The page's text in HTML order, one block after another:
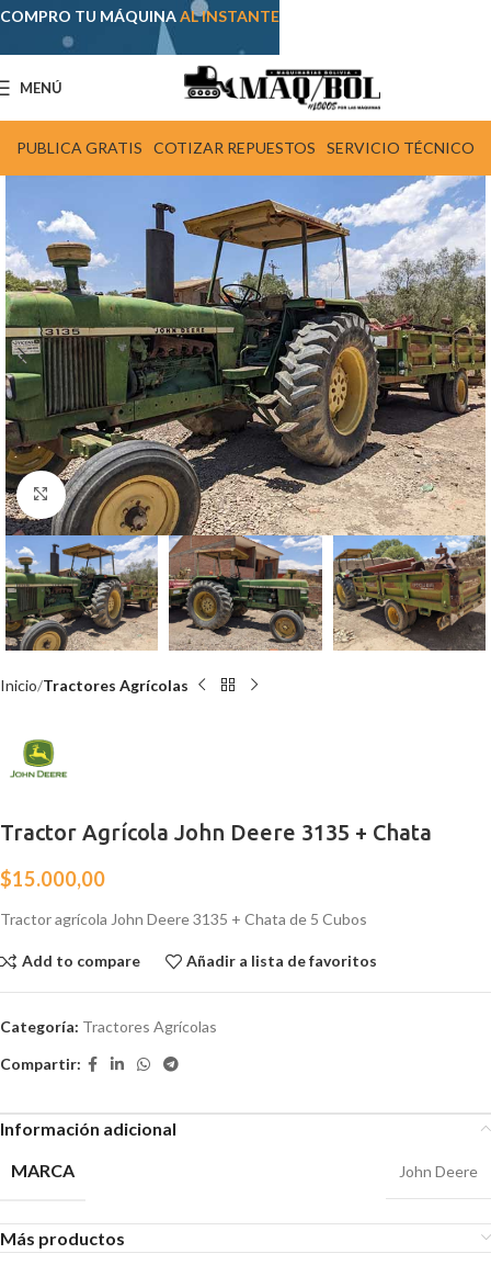
MENÚ
PUBLICA GRATIS COTIZAR REPUESTOS SERVICIO TÉCNICO
Click para agrandar
Inicio Tractores Agrícolas
Tractor Agrícola John Deere 3135 + Chata
$15.000,00
Tractor agrícola John Deere 3135 + Chata de 5 Cubos
Add to compare Añadir a lista de favoritos
Categoría: Tractores Agrícolas
Compartir:
Información adicional
MARCA
John Deere
Más productos
COMPRO TU MÁQUINAAL INSTANTE